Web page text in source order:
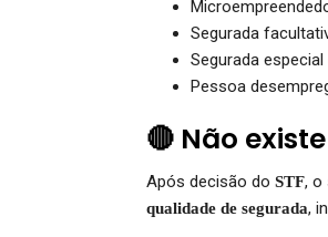
Segurada
Segurada
Pessoa
🔴 Não
Após decisão do STF, o
qualidade de segurada,